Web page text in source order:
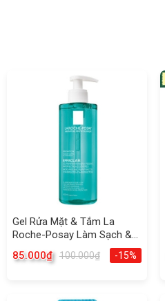
Gel Rửa Mặt & Tắm La
Roche-Posay Làm Sạch &
Giảm Mụn 400ml
100.000₫
85.000₫ -15%